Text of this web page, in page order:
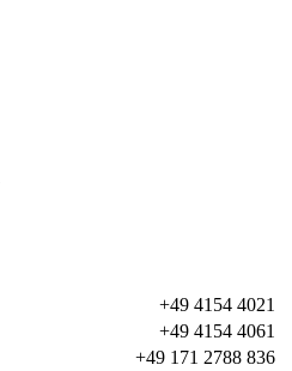
+49 4154 4021
+49 4154 4061
+49 171 2788 836